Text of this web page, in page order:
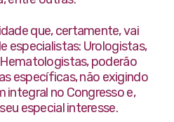
que, certamente, vai
especialistas: Urologistas,
poderão
específicas, não exigindo
integral no Congresso e,
especial interesse.